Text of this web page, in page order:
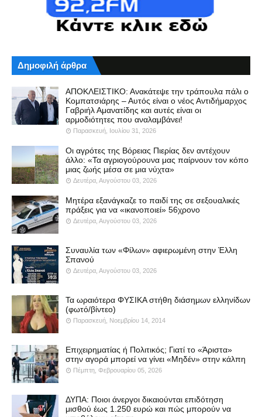
Δημοφιλή άρθρα
ΑΠΟΚΛΕΙΣΤΙΚΟ: Ανακάτεψε την τράπουλα πάλι ο
Κομπατσιάρης – Αυτός είναι ο νέος Αντιδήμαρχος
Γαβριήλ Αμανατίδης και αυτές είναι οι
αρμοδιότητες που αναλαμβάνει!
Παρασκευή, Ιουλίου 31, 2026
Οι αγρότες της Βόρειας Πιερίας δεν αντέχουν
άλλο: «Τα αγριογούρουνα μας παίρνουν τον κόπο
μιας ζωής μέσα σε μια νύχτα»
Δευτέρα, Αυγούστου 03, 2026
Μητέρα εξανάγκαζε το παιδί της σε σεξουαλικές
πράξεις για να «ικανοποιεί» 56χρονο
Δευτέρα, Αυγούστου 03, 2026
Συναυλία των «Φίλων» αφιερωμένη στην Έλλη
Σπανού
Δευτέρα, Αυγούστου 03, 2026
Τα ωραιότερα ΦΥΣΙΚΑ στήθη διάσημων ελληνίδων
(φωτό/βίντεο)
Παρασκευή, Νοεμβρίου 14, 2014
Επιχειρηματίας ή Πολιτικός; Γιατί το «Άριστα»
στην αγορά μπορεί να γίνει «Μηδέν» στην κάλπη
Πέμπτη, Φεβρουαρίου 05, 2026
ΔΥΠΑ: Ποιοι άνεργοι δικαιούνται επιδότηση
μισθού έως 1.250 ευρώ και πώς μπορούν να